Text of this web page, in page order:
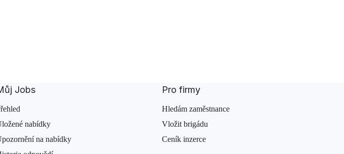
Jobs
nabídky
na nabídky
Pro firmy
Hledám zaměstnance
Vložit brigádu
Ceník inzerce